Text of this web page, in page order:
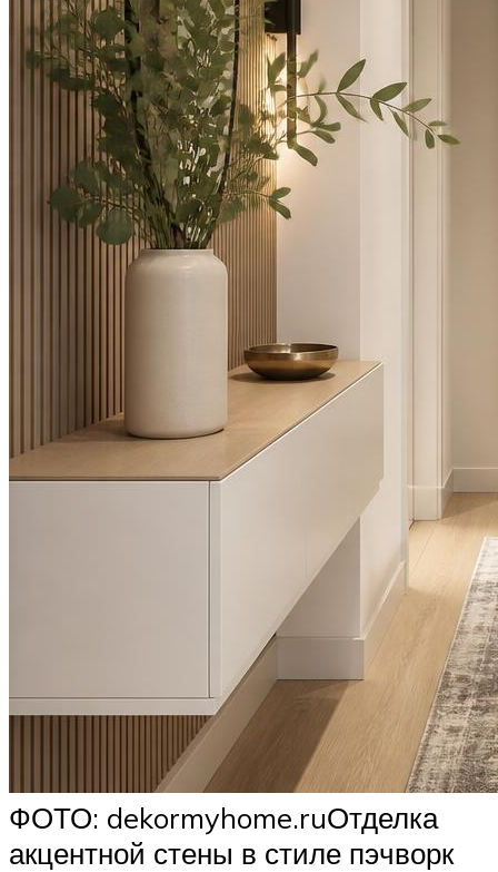
ФОТО: dekormyhome.ruОтделка
акцентной стены в стиле пэчворк